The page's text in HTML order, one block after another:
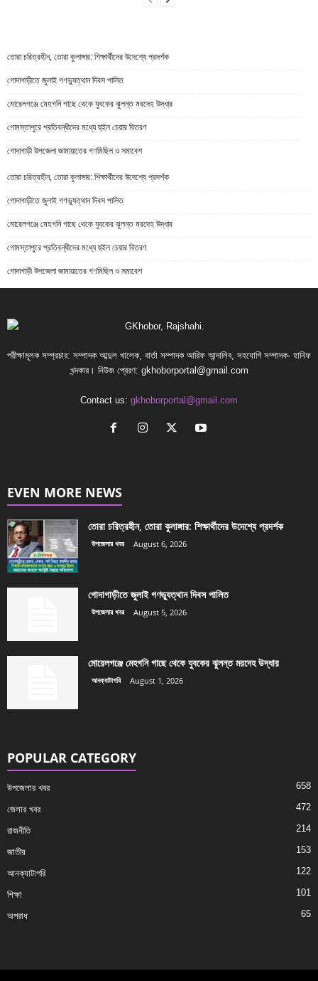
তোরা চরিত্রহীন, তোরা কুলাঙ্গার: শিক্ষার্থীদের উদেশ্যে প্রদর্শক
গোদাগাড়ীতে জুলাই গণভ্যুত্থান দিবস পালিত
মোরেলগঞ্জে মেহগনি গাছে থেকে যুবকের ঝুলন্ত মরদেহ উদ্ধার
গোমস্তাপুরে প্রতিবন্ধীদের মধ্যে হুইল চেয়ার বিতরণ
গোদাগাড়ী উপজেলা জামায়াতের গণমিছিল ও সমাবেশ
তোরা চরিত্রহীন, তোরা কুলাঙ্গার: শিক্ষার্থীদের উদেশ্যে প্রদর্শক
গোদাগাড়ীতে জুলাই গণভ্যুত্থান দিবস পালিত
মোরেলগঞ্জে মেহগনি গাছে থেকে যুবকের ঝুলন্ত মরদেহ উদ্ধার
গোমস্তাপুরে প্রতিবন্ধীদের মধ্যে হুইল চেয়ার বিতরণ
গোদাগাড়ী উপজেলা জামায়াতের গণমিছিল ও সমাবেশ
পরীক্ষামূলক সম্প্রচার: সম্পাদক আব্দুল খালেক, বার্তা সম্পাদক আরিফ আন্দালিব, সহযোগি সম্পাদক- হানিফ
খন্দকার। নিউজ প্রেরণ: gkhoborportal@gmail.com
Contact us: gkhoborportal@gmail.com
EVEN MORE NEWS
তোরা চরিত্রহীন, তোরা কুলাঙ্গার: শিক্ষার্থীদের উদেশ্যে প্রদর্শক
উপজেলার খবর August 6, 2026
গোদাগাড়ীতে জুলাই গণভ্যুত্থান দিবস পালিত
উপজেলার খবর August 5, 2026
মোরেলগঞ্জে মেহগনি গাছে থেকে যুবকের ঝুলন্ত মরদেহ উদ্ধার
আনক্যাটাগরি August 1, 2026
POPULAR CATEGORY
উপজেলার খবর 658
জেলার খবর 472
রাজনীতি 214
জাতীয় 153
আনক্যাটাগরি 122
শিক্ষা 101
অপরাধ 65